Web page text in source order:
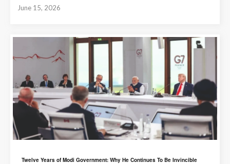
June 15, 2026
Twelve Years of Modi Government: Why He Continues To Be Invincible